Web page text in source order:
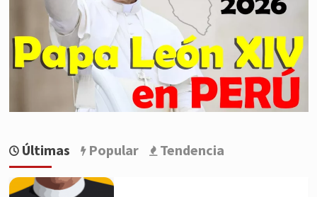
Últimas Popular Tendencia